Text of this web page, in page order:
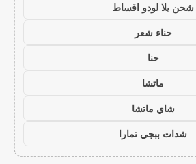
شحن يلا لودو اقساط
حناء شعر
حنا
ماتشا
شاي ماتشا
شدات ببجي تمارا